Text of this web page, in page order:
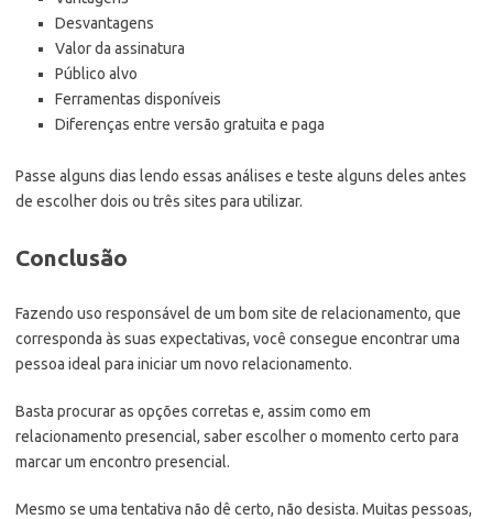
Desvantagens
Valor da assinatura
Público alvo
Ferramentas disponíveis
Diferenças entre versão gratuita e paga
Passe alguns dias lendo essas análises e teste alguns deles antes
de escolher dois ou três sites para utilizar.
Conclusão
Fazendo uso responsável de um bom site de relacionamento, que
corresponda às suas expectativas, você consegue encontrar uma
pessoa ideal para iniciar um novo relacionamento.
Basta procurar as opções corretas e, assim como em
relacionamento presencial, saber escolher o momento certo para
marcar um encontro presencial.
Mesmo se uma tentativa não dê certo, não desista. Muitas pessoas,